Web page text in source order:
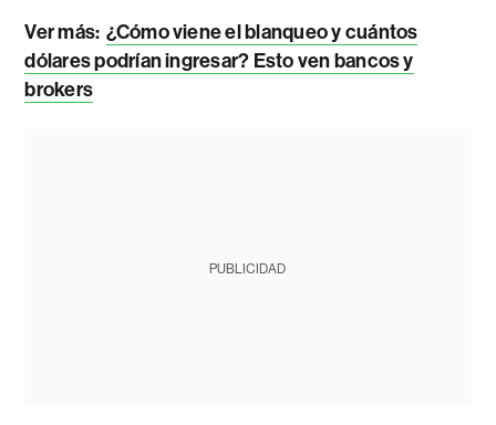
Ver más: ¿Cómo viene el blanqueo y cuántos
dólares podrían ingresar? Esto ven bancos y
brokers
PUBLICIDAD